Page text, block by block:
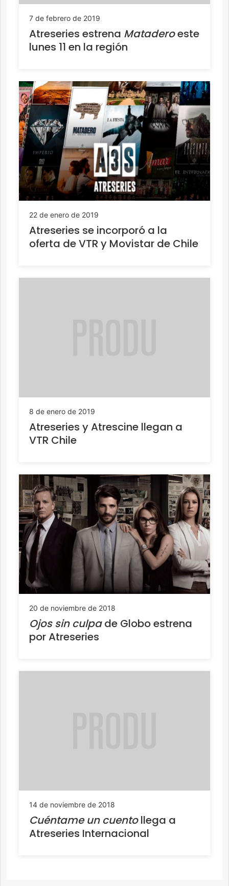
7 de febrero de 2019
Atreseries estrena Mataderoeste
lunes 11 en la región
22 de enero de 2019
Atreseries se incorporó a la
oferta de VTR y Movistar de Chile
8 de enero de 2019
Atreseries y Atrescine llegan a
VTR Chile
20 de noviembre de 2018
Ojos sin culpade Globo estrena
por Atreseries
14 de noviembre de 2018
Cuéntame un cuentollega a
Atreseries Internacional